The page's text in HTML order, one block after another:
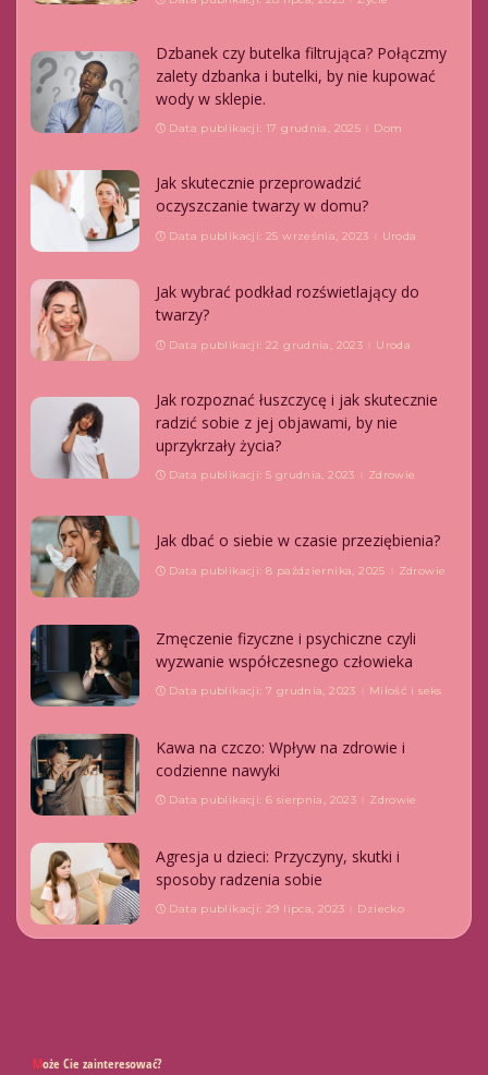
Dzbanek czy butelka filtrująca? Połączmy
zalety dzbanka i butelki, by nie kupować
wody w sklepie.
Data publikacji: 17 grudnia, 2025 Dom
Jak skutecznie przeprowadzić
oczyszczanie twarzy w domu?
Data publikacji: 25 września, 2023 Uroda
Jak wybrać podkład rozświetlający do
twarzy?
Data publikacji: 22 grudnia, 2023 Uroda
Jak rozpoznać łuszczycę i jak skutecznie
radzić sobie z jej objawami, by nie
uprzykrzały życia?
Data publikacji: 5 grudnia, 2023 Zdrowie
Jak dbać o siebie w czasie przeziębienia?
Data publikacji: 8 października, 2025 Zdrowie
Zmęczenie fizyczne i psychiczne czyli
wyzwanie współczesnego człowieka
Data publikacji: 7 grudnia, 2023 Miłość i seks
Kawa na czczo: Wpływ na zdrowie i
codzienne nawyki
Data publikacji: 6 sierpnia, 2023 Zdrowie
Agresja u dzieci: Przyczyny, skutki i
sposoby radzenia sobie
Data publikacji: 29 lipca, 2023 Dziecko
Może Cie zainteresować?